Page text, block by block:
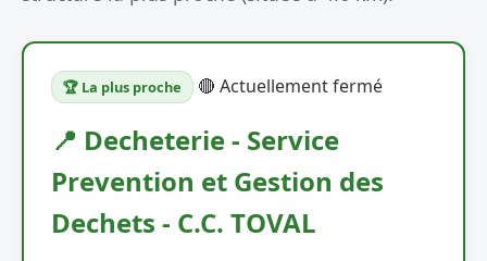
🏆 La plus proche 🔴 Actuellement fermé
📍 Decheterie - Service
Prevention et Gestion des
Dechets - C.C. TOVAL